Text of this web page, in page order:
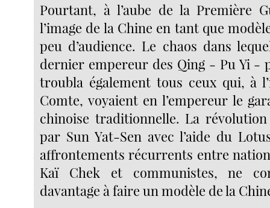
Pourtant, à l’aube de la Première
l’image de la Chine en tant que
peu d’audience. Le chaos dans
dernier empereur des Qing - Pu Yi -
troubla également tous ceux qui, à
Comte, voyaient en l’empereur le
chinoise traditionnelle. La
par Sun Yat-Sen avec l’aide du
affrontements récurrents entre
Kaï Chek et communistes, ne
davantage à faire un modèle de la